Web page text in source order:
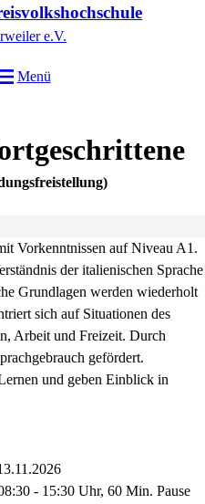
e.V.
Menü
Vorkenntnissen auf Niveau A1.
der italienischen Sprache
Grundlagen werden wiederholt
sich auf Situationen des
Arbeit und Freizeit. Durch
gefördert.
und geben Einblick in
- 15:30 Uhr, 60 Min. Pause